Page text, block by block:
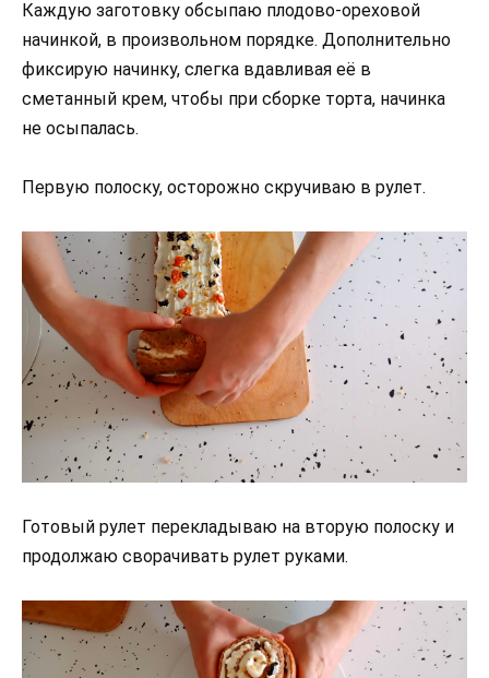
Каждую заготовку обсыпаю плодово-ореховой
начинкой, в произвольном порядке. Дополнительно
фиксирую начинку, слегка вдавливая её в
сметанный крем, чтобы при сборке торта, начинка
не осыпалась.
Первую полоску, осторожно скручиваю в рулет.
Готовый рулет перекладываю на вторую полоску и
продолжаю сворачивать рулет руками.